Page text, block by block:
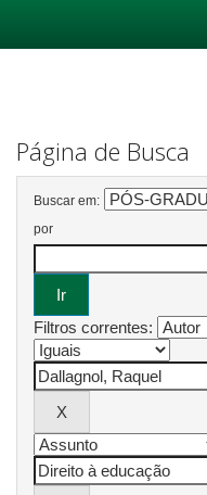
Página de Busca
Buscar em:
por
Filtros correntes: